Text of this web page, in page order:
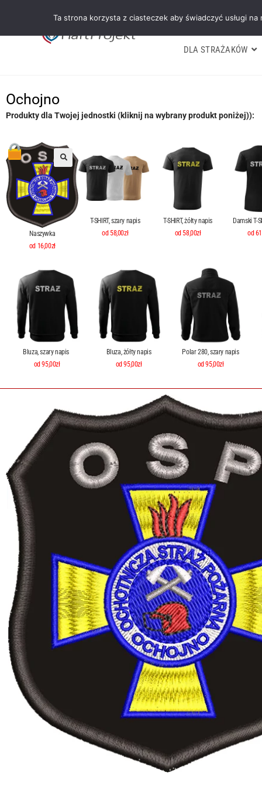
DLA STRAŻAKÓW
Ochojno
Produkty dla Twojej jednostki (kliknij na wybrany produkt poniżej)):
Naszywka
od 16,00zł
T-SHIRT, szary napis
od 58,00zł
T-SHIRT, żółty napis
od 58,00zł
Damski T-
od
Bluza, szary napis
od 95,00zł
Bluza, żółty napis
od 95,00zł
Polar 280, szary napis
od 95,00zł
Ta strona korzysta z ciasteczek aby świadczyć usługi